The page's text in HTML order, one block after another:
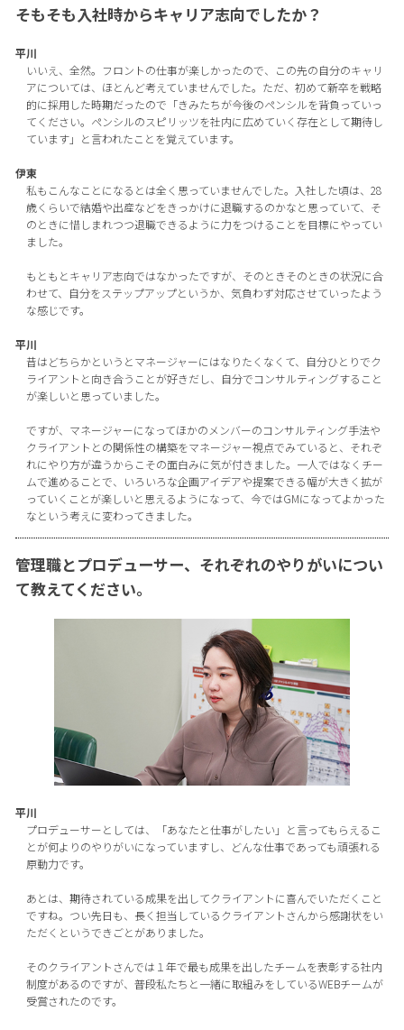
そもそも入社時からキャリア志向でしたか？
平川
いいえ、全然。フロントの仕事が楽しかったので、この先の自分のキャリ
アについては、ほとんど考えていませんでした。ただ、初めて新卒を戦略
的に採用した時期だったので「きみたちが今後のペンシルを背負っていっ
てください。ペンシルのスピリッツを社内に広めていく存在として期待し
ています」と言われたことを覚えています。
伊東
私もこんなことになるとは全く思っていませんでした。入社した頃は、28
歳くらいで結婚や出産などをきっかけに退職するのかなと思っていて、そ
のときに惜しまれつつ退職できるように力をつけることを目標にやってい
ました。
もともとキャリア志向ではなかったですが、そのときそのときの状況に合
わせて、自分をステップアップというか、気負わず対応させていったよう
な感じです。
平川
昔はどちらかというとマネージャーにはなりたくなくて、自分ひとりでク
ライアントと向き合うことが好きだし、自分でコンサルティングすること
が楽しいと思っていました。
ですが、マネージャーになってほかのメンバーのコンサルティング手法や
クライアントとの関係性の構築をマネージャー視点でみていると、それぞ
れにやり方が違うからこその面白みに気が付きました。一人ではなくチー
ムで進めることで、いろいろな企画アイデアや提案できる幅が大きく拡が
っていくことが楽しいと思えるようになって、今ではGMになってよかった
なという考えに変わってきました。
管理職とプロデューサー、それぞれのやりがいについ
て教えてください。
平川
プロデューサーとしては、「あなたと仕事がしたい」と言ってもらえるこ
とが何よりのやりがいになっていますし、どんな仕事であっても頑張れる
原動力です。
あとは、期待されている成果を出してクライアントに喜んでいただくこと
ですね。つい先日も、長く担当しているクライアントさんから感謝状をい
ただくというできごとがありました。
そのクライアントさんでは１年で最も成果を出したチームを表彰する社内
制度があるのですが、普段私たちと一緒に取組みをしているWEBチームが
受賞されたのです。